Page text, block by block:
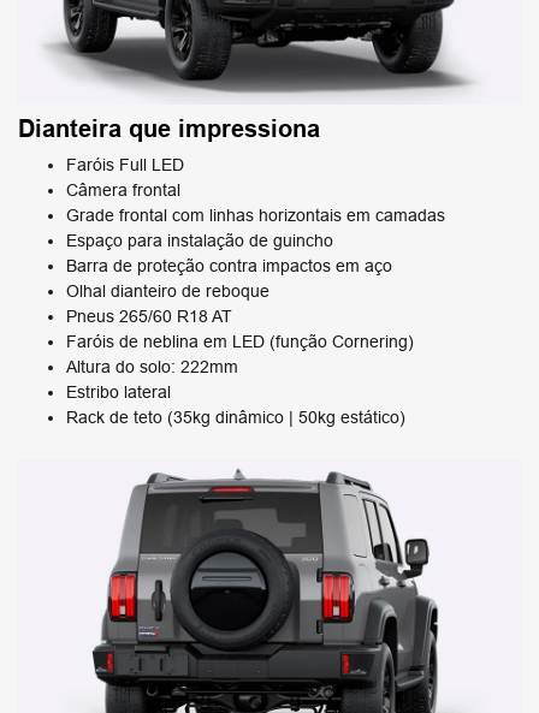
Dianteira que impressiona
Faróis Full LED
Câmera frontal
Grade frontal com linhas horizontais em camadas
Espaço para instalação de guincho
Barra de proteção contra impactos em aço
Olhal dianteiro de reboque
Pneus 265/60 R18 AT
Faróis de neblina em LED (função Cornering)
Altura do solo: 222mm
Estribo lateral
Rack de teto (35kg dinâmico | 50kg estático)